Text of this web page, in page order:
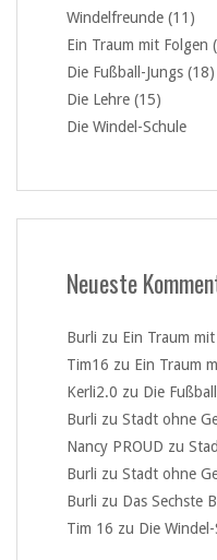
Windelfreunde (11)
Ein Traum mit Folgen
Die Fußball-Jungs (18)
Die Lehre (15)
Die Windel-Schule
Neueste
Burli zu Ein Traum
Tim16 zu Ein Traum
Kerli2.0 zu Die
Burli zu Stadt ohne
Nancy PROUD zu
Burli zu Stadt ohne
Burli zu Das Sechste
Tim 16 zu Die